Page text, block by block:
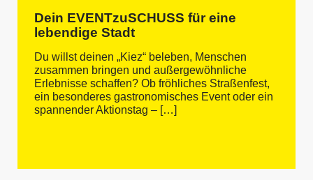
Dein EVENTzuSCHUSS für eine
lebendige Stadt
Du willst deinen „Kiez“ beleben, Menschen
zusammen bringen und außergewöhnliche
Erlebnisse schaffen? Ob fröhliches Straßenfest,
ein besonderes gastronomisches Event oder ein
spannender Aktionstag – […]